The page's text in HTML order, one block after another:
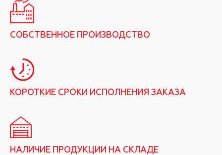
СОБСТВЕННОЕ ПРОИЗВОДСТВО
КОРОТКИЕ СРОКИ ИСПОЛНЕНИЯ ЗАКАЗА
НАЛИЧИЕ ПРОДУКЦИИ НА СКЛАДЕ